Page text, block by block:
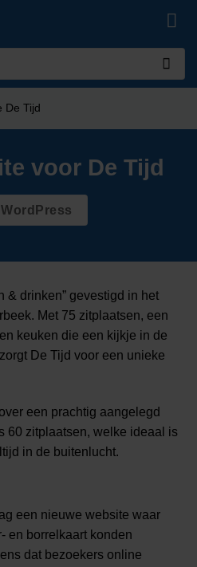
De Tijd
voor De Tijd
WordPress
& drinken” gevestigd in het
Met 75 zitplaatsen, een
keuken die een kijkje in de
De Tijd voor een unieke
een prachtig aangelegd
60 zitplaatsen, welke ideaal is
in de buitenlucht.
een nieuwe website waar
en borrelkaart konden
dat bezoekers online